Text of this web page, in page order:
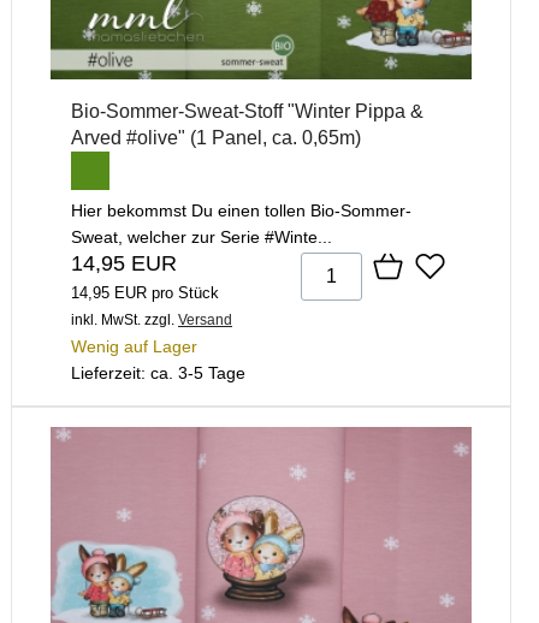
Bio-Sommer-Sweat-Stoff "Winter Pippa &
Arved #olive" (1 Panel, ca. 0,65m)
Hier bekommst Du einen tollen Bio-Sommer-
Sweat, welcher zur Serie #Winte...
14,95 EUR
14,95 EUR pro Stück
inkl. MwSt. zzgl. Versand
Wenig auf Lager
Lieferzeit: ca. 3-5 Tage